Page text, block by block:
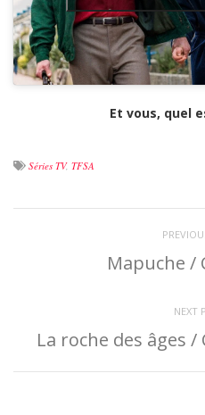
Et vous, quel
Séries TV, TFSA
Mapuche /
NEXT
La roche des âges